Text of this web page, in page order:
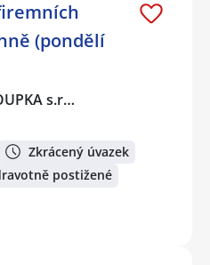
(pondělí
s.r…
Zkrácený úvazek
postižené